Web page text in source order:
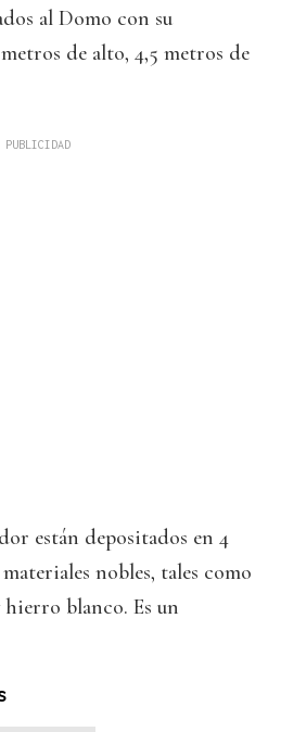
al Domo con su
de alto, 4,5 metros de
están depositados en 4
nobles, tales como
hierro blanco. Es un